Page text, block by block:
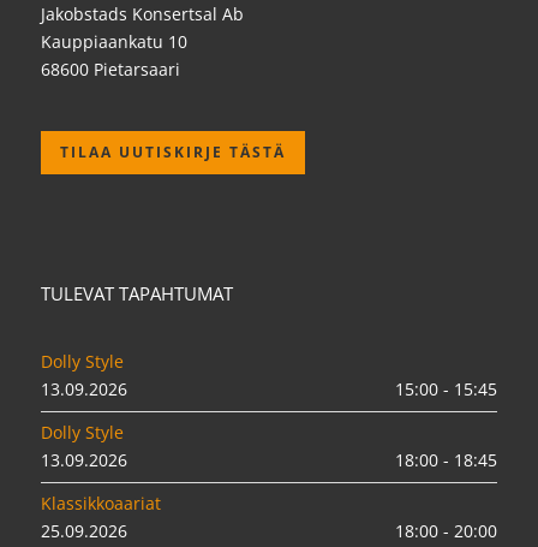
Jakobstads Konsertsal Ab
Kauppiaankatu 10
68600 Pietarsaari
TILAA UUTISKIRJE TÄSTÄ
TULEVAT TAPAHTUMAT
Dolly Style
13.09.2026
15:00 - 15:45
Dolly Style
13.09.2026
18:00 - 18:45
Klassikkoaariat
25.09.2026
18:00 - 20:00